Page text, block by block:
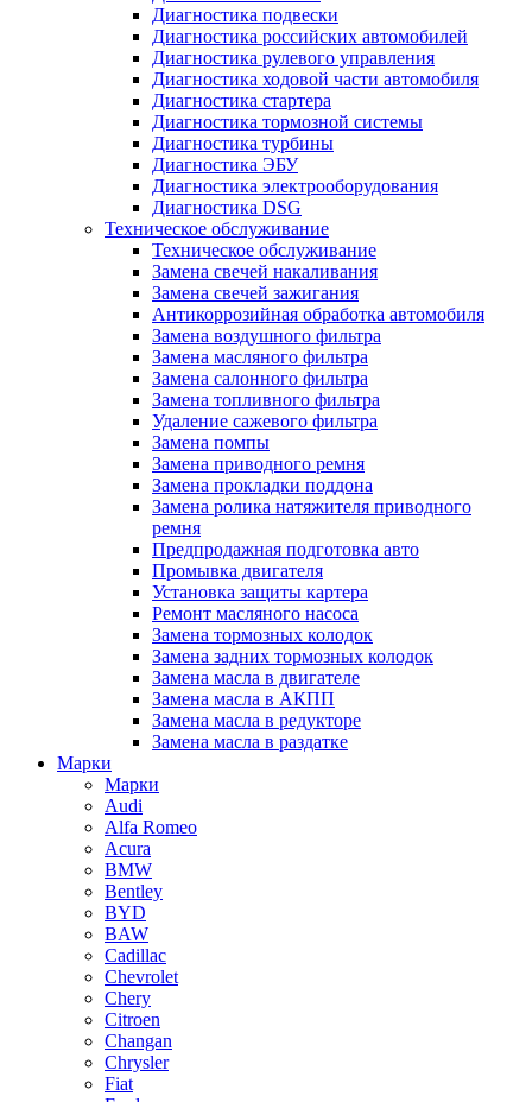
Диагностика подвески
Диагностика российских автомобилей
Диагностика рулевого управления
Диагностика ходовой части автомобиля
Диагностика стартера
Диагностика тормозной системы
Диагностика турбины
Диагностика ЭБУ
Диагностика электрооборудования
Диагностика DSG
Техническое обслуживание
Техническое обслуживание
Замена свечей накаливания
Замена свечей зажигания
Антикоррозийная обработка автомобиля
Замена воздушного фильтра
Замена масляного фильтра
Замена салонного фильтра
Замена топливного фильтра
Удаление сажевого фильтра
Замена помпы
Замена приводного ремня
Замена прокладки поддона
Замена ролика натяжителя приводного
ремня
Предпродажная подготовка авто
Промывка двигателя
Установка защиты картера
Ремонт масляного насоса
Замена тормозных колодок
Замена задних тормозных колодок
Замена масла в двигателе
Замена масла в АКПП
Замена масла в редукторе
Замена масла в раздатке
Марки
Марки
Audi
Alfa Romeo
Acura
BMW
Bentley
BYD
BAW
Cadillac
Chevrolet
Chery
Citroen
Changan
Chrysler
Fiat